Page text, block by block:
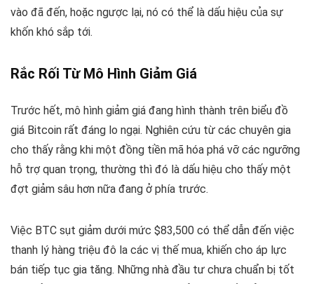
vào đã đến, hoặc ngược lại, nó có thể là dấu hiệu của sự
khốn khó sắp tới.
Rắc Rối Từ Mô Hình Giảm Giá
Trước hết, mô hình giảm giá đang hình thành trên biểu đồ
giá Bitcoin rất đáng lo ngại. Nghiên cứu từ các chuyên gia
cho thấy rằng khi một đồng tiền mã hóa phá vỡ các ngưỡng
hỗ trợ quan trọng, thường thì đó là dấu hiệu cho thấy một
đợt giảm sâu hơn nữa đang ở phía trước.
Việc BTC sụt giảm dưới mức $83,500 có thể dẫn đến việc
thanh lý hàng triệu đô la các vị thế mua, khiến cho áp lực
bán tiếp tục gia tăng. Những nhà đầu tư chưa chuẩn bị tốt